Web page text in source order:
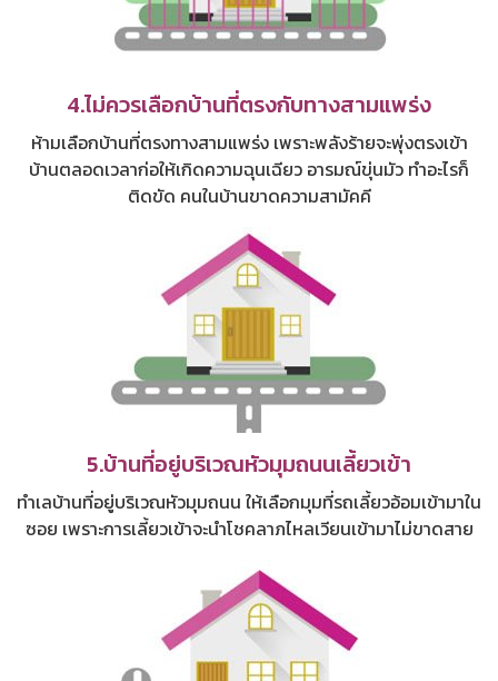
4.ไม่ควรเลือกบ้านที่ตรงกับทางสามแพร่ง
ห้ามเลือกบ้านที่ตรงทางสามแพร่ง เพราะพลังร้ายจะพุ่งตรงเข้า
บ้านตลอดเวลาก่อให้เกิดความฉุนเฉียว อารมณ์ขุ่นมัว ทำอะไรก็
ติดขัด คนในบ้านขาดความสามัคคี
5.บ้านที่อยู่บริเวณหัวมุมถนนเลี้ยวเข้า
ทำเลบ้านที่อยู่บริเวณหัวมุมถนน ให้เลือกมุมที่รถเลี้ยวอ้อมเข้ามาใน
ซอย เพราะการเลี้ยวเข้าจะนำโชคลาภไหลเวียนเข้ามาไม่ขาดสาย